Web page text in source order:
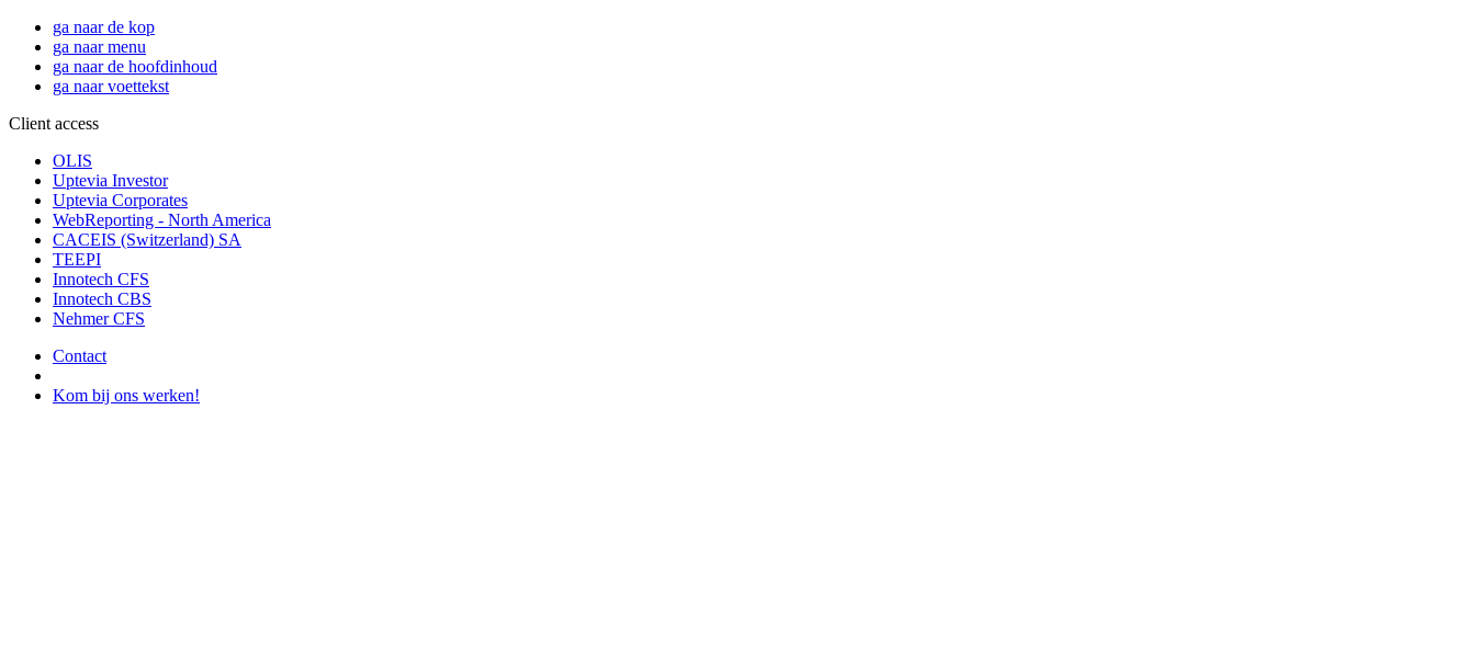
ga naar de kop
ga naar menu
ga naar de hoofdinhoud
ga naar voettekst
Client access
OLIS
Uptevia Investor
Uptevia Corporates
WebReporting - North America
CACEIS (Switzerland) SA
TEEPI
Innotech CFS
Innotech CBS
Nehmer CFS
Contact
Kom bij ons werken!